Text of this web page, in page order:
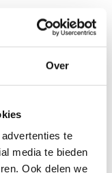
Over
te
media te bieden
Ook delen we
uitstraling,